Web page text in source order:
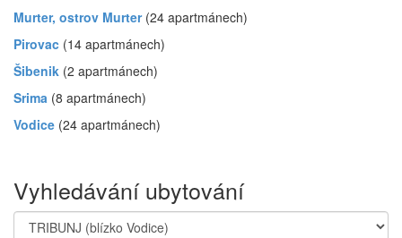
Murter, ostrov Murter(24 apartmánech)
Pirovac (14 apartmánech)
Šibenik (2 apartmánech)
Srima (8 apartmánech)
Vodice (24 apartmánech)
Vyhledávání ubytování